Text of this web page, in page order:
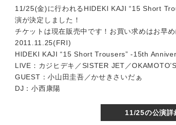
11/25(金)に行われるHIDEKI KAJI “15 Short
演が決定しました！
チケットは現在販売中です！お買い求めはお早め
2011.11.25(FRI)
HIDEKI KAJI “15 Short Trousers” -15th
LIVE：カジヒデキ／SISTER JET／OKAMOTO’S
GUEST：小山田圭吾／かせきさいだぁ
DJ：小西康陽
11/25の公演詳